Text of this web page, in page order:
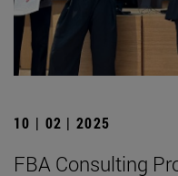
10 | 02 | 2025
FBA Consulting